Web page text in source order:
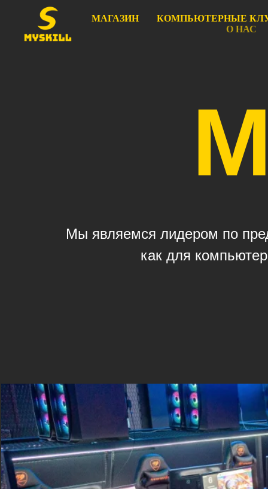
МАГАЗИН
КОМПЬЮТЕРНЫЕ
О НАС
Мы являемся лидером по
как для